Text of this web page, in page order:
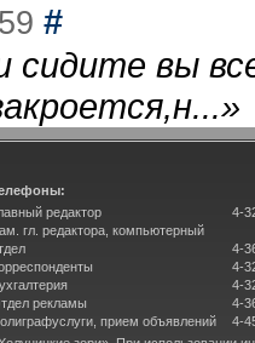
#
сидите вы
»
редактор
гл. редактора, компьютерный
рекламы
прием объявлений
4-
4-
4-
4-
4-
4-